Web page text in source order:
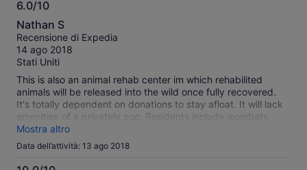
6.0/10
6.0
su
10
Nathan S
Recensione di Expedia
14 ago 2018
Stati Uniti
This is also an animal rehab center im which rehabilited
animals will be released into the wild once fully recovered.
It's totally dependent on donations to stay afloat. It will lack
amenities of a privately zoo. Residents include wombats,
Tasmanian Devils, kangaroos, emus, possums, koalas,
paracheets, lorikeets, blue tongue lizards, and kuckabara
Mostra altro
Data dell’attività: 13 ago 2018